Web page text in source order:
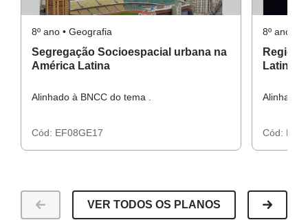
8º ano • Geografia
Segregação Socioespacial urbana na
América Latina
Alinhado à BNCC do tema .
Cód: EF08GE17
8º ano •
Latina
Alinhado
Cód:
VER TODOS OS PLANOS